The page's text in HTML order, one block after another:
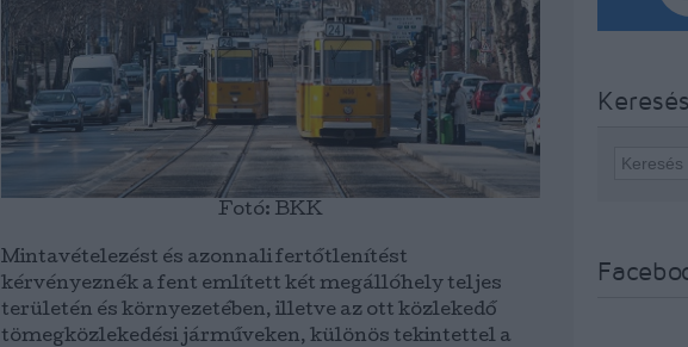
Fotó: BKK
Mintavételezést és azonnali fertőtlenítést
kérvényeznék a fent említett két megállóhely teljes
területén és környezetében, illetve az ott közlekedő
tömegközlekedési járműveken, különös tekintettel a
Keresés